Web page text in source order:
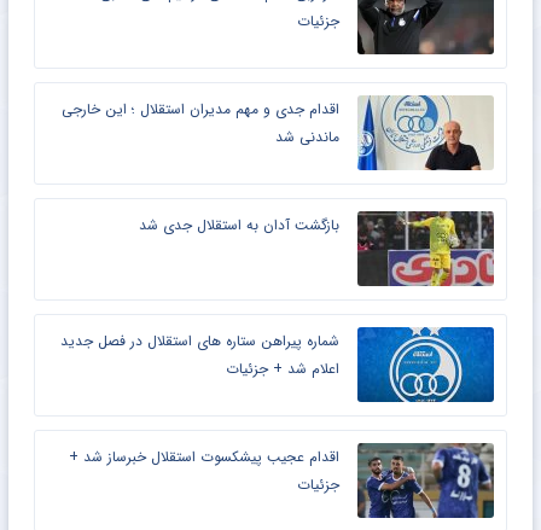
جزئیات
اقدام جدی و مهم مدیران استقلال ؛ این خارجی
ماندنی شد
بازگشت آدان به استقلال جدی شد
شماره پیراهن ستاره های استقلال در فصل جدید
اعلام شد + جزئیات
اقدام عجیب پیشکسوت استقلال خبرساز شد +
جزئیات